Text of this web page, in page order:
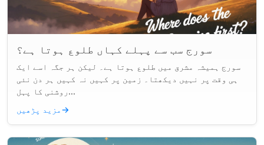
سورج سب سے پہلے کہاں طلوع ہوتا ہے؟
سورج ہمیشہ مشرق میں طلوع ہوتا ہے۔ لیکن ہر جگہ اسے ایک
ہی وقت پر نہیں دیکھتا۔ زمین پر کہیں نہ کہیں ہر دن نئی
روشنی کا پہل...
مزید پڑھیں→